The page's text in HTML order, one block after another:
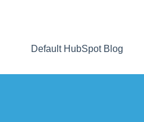
menu pour les traductions
Default HubSpot Blog